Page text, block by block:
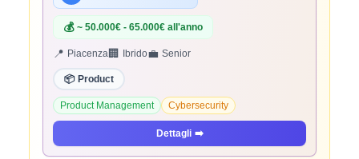
💰 ~ 50.000€ - 65.000€ all'anno
📍 Piacenza🏢 Ibrido💼 Senior
📦 Product
Product Management Cybersecurity
Dettagli ➡️